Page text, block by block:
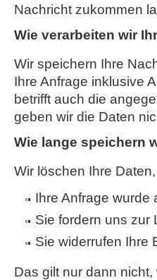
Nachricht zukommen
Wie verarbeiten wir
Wir speichern Ihre
Ihre Anfrage inklusive
betrifft auch die
geben wir die Daten
Wie lange speichern
Wir löschen Ihre
Ihre Anfrage wurde
Sie fordern uns zur
Sie widerrufen Ihre
Das gilt nur dann